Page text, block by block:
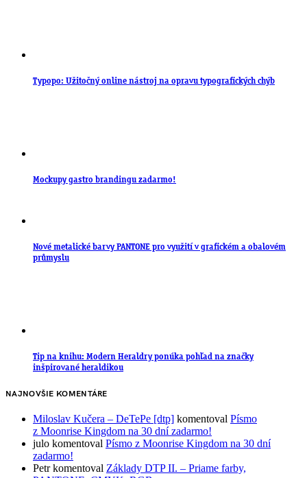
Typopo: Užitočný online nástroj na opravu typografických chýb
Mockupy gastro brandingu zadarmo!
Nové metalické barvy PANTONE pro využití v grafickém a obalovém
průmyslu
Tip na knihu: Modern Heraldry ponúka pohľad na značky
inšpirované heraldikou
NAJNOVŠIE KOMENTÁRE
Miloslav Kučera – DeTePe [dtp] komentoval Písmo
z Moonrise Kingdom na 30 dní zadarmo!
julo komentoval Písmo z Moonrise Kingdom na 30 dní
zadarmo!
Petrkomentoval Základy DTP II. – Priame farby,